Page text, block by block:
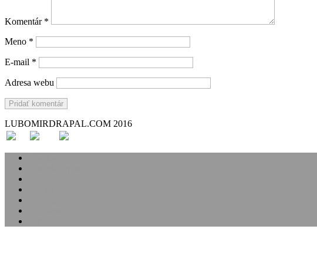
Komentár *
Meno *
E-mail *
Adresa webu
LUBOMIRDRAPAL.COM 2016